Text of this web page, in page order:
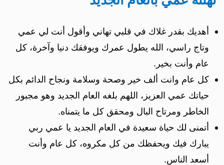
أهديك بقدر غلاك في قلبي تهاني وأقول أنت لي عمي
وتاج راسي، الله يطول عمرك ويوفقك دنيا وآخرة، كل
عام وأنت بخير.
كل عام وانت ألف خير وصحة وسلامة ونجاح الدائم بكل
حياتك عمي العزيز، اللهم بلغه العام الجديد وهو مجبور
الخاطر ومرتاح البال ومحقق كل ما يتمناه.
أتمنى لك حياة سعيدة في العام الجديد يا عمي ربي
يبارك فيك ويحفظك من كل مكروه، كل عام وأنت
أسعد الناس.